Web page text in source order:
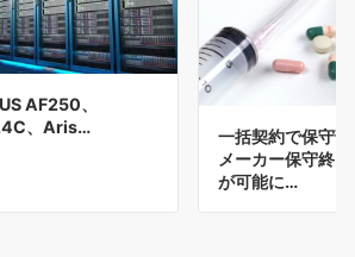
AF250、
、Aris…
一括契約で保守
メーカー保守終
が可能に…